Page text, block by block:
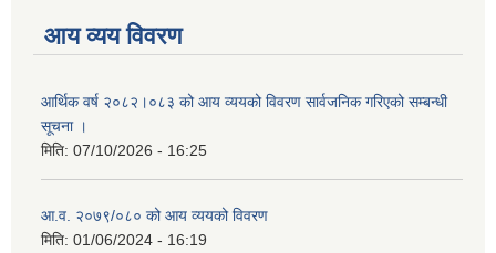
आय व्यय विवरण
आर्थिक वर्ष २०८२।०८३ को आय व्ययको विवरण सार्वजनिक गरिएको सम्बन्धी
सूचना ।
मिति: 07/10/2026 - 16:25
आ.व. २०७९/०८० को आय व्ययको विवरण
मिति: 01/06/2024 - 16:19